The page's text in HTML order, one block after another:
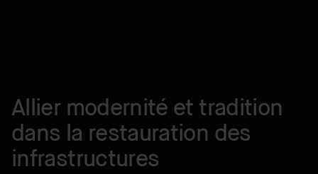
Allier modernité et tradition
dans la restauration des
infrastructures